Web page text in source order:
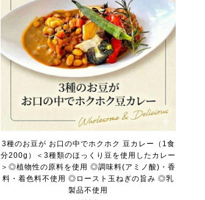
3種のお豆が お口の中でホクホク 豆カレー（1食
分200g）＜3種類のほっくり豆を使用したカレー
＞◎植物性の原料を使用 ◎調味料(アミノ酸)・香
料・着色料不使用 ◎ロースト玉ねぎの旨み ◎乳
製品不使用